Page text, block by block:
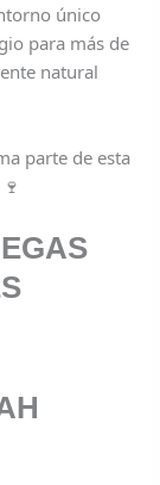
único
para más de
natural
parte de esta